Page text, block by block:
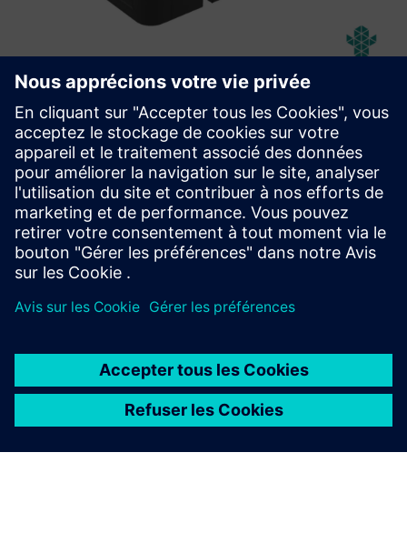
Abeeway Robust Manageable
Beacon
Balise robuste, maniable et à longue durée de vie dotée de
fonctionnalités Bluetooth et LoRaWAN, conçue pour être
utilisée dans des environnements hostiles et dangereux.
En savoir plus